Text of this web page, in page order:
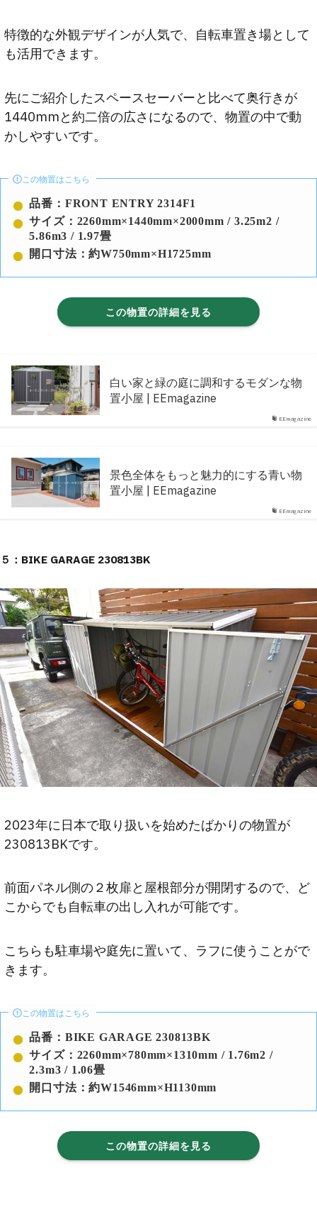
特徴的な外観デザインが人気で、自転車置き場として
も活用できます。
先にご紹介したスペースセーバーと比べて奥行きが
1440mmと約二倍の広さになるので、物置の中で動
かしやすいです。
この物置はこちら
品番：FRONT ENTRY 2314F1
サイズ：2260mm×1440mm×2000mm / 3.25m2 /
5.86m3 / 1.97畳
開口寸法：約W750mm×H1725mm
この物置の詳細を見る
EEmagazine
白い家と緑の庭に調和するモダンな物
置小屋 | EEmagazine
EEmagazine
景色全体をもっと魅力的にする青い物
置小屋 | EEmagazine
５：BIKE GARAGE 230813BK
2023年に日本で取り扱いを始めたばかりの物置が
230813BKです。
前面パネル側の２枚扉と屋根部分が開閉するので、ど
こからでも自転車の出し入れが可能です。
こちらも駐車場や庭先に置いて、ラフに使うことがで
きます。
この物置はこちら
品番：BIKE GARAGE 230813BK
サイズ：2260mm×780mm×1310mm / 1.76m2 /
2.3m3 / 1.06畳
開口寸法：約W1546mm×H1130mm
この物置の詳細を見る